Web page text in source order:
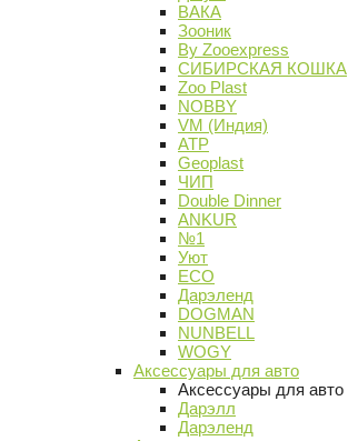
ВАКА
Зооник
By Zooexpress
СИБИРСКАЯ КОШКА
Zoo Plast
NOBBY
VM (Индия)
АТР
Geoplast
ЧИП
Double Dinner
ANKUR
№1
Уют
ECO
Дарэленд
DOGMAN
NUNBELL
WOGY
Аксессуары для авто
Аксессуары для авто
Дарэлл
Дарэленд